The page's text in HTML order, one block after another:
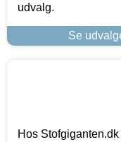
udvalg.
Se
Hos